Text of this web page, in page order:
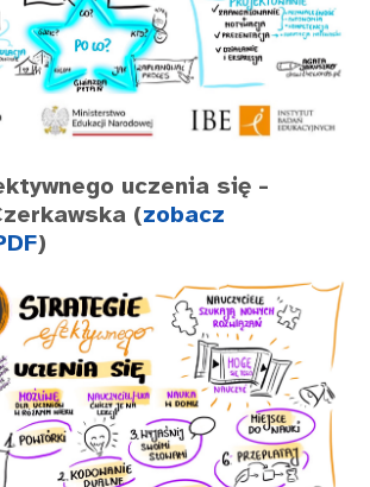
uczenia się -
(zobacz
)